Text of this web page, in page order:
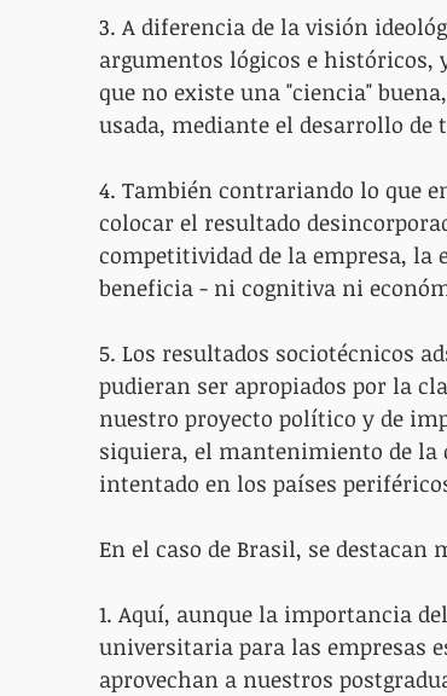
3. A diferencia de la visión
argumentos lógicos e
que no existe una "ciencia"
usada, mediante el desarrollo de
4. También contrariando lo que
colocar el resultado
competitividad de la empresa, la
beneficia - ni cognitiva ni
5. Los resultados sociotécnicos
pudieran ser apropiados por la
nuestro proyecto político y de
siquiera, el mantenimiento de
intentado en los países
En el caso de Brasil, se
1. Aquí, aunque la importancia
universitaria para las empresas
aprovechan a nuestros